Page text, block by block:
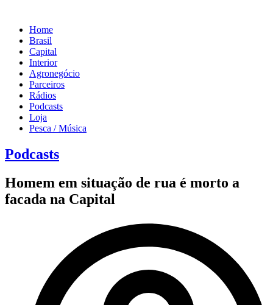
Home
Brasil
Capital
Interior
Agronegócio
Parceiros
Rádios
Podcasts
Loja
Pesca / Música
Podcasts
Homem em situação de rua é morto a
facada na Capital